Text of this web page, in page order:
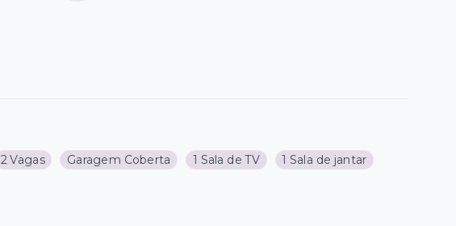
2 Vagas Garagem Coberta 1 Sala de TV 1 Sala de jantar